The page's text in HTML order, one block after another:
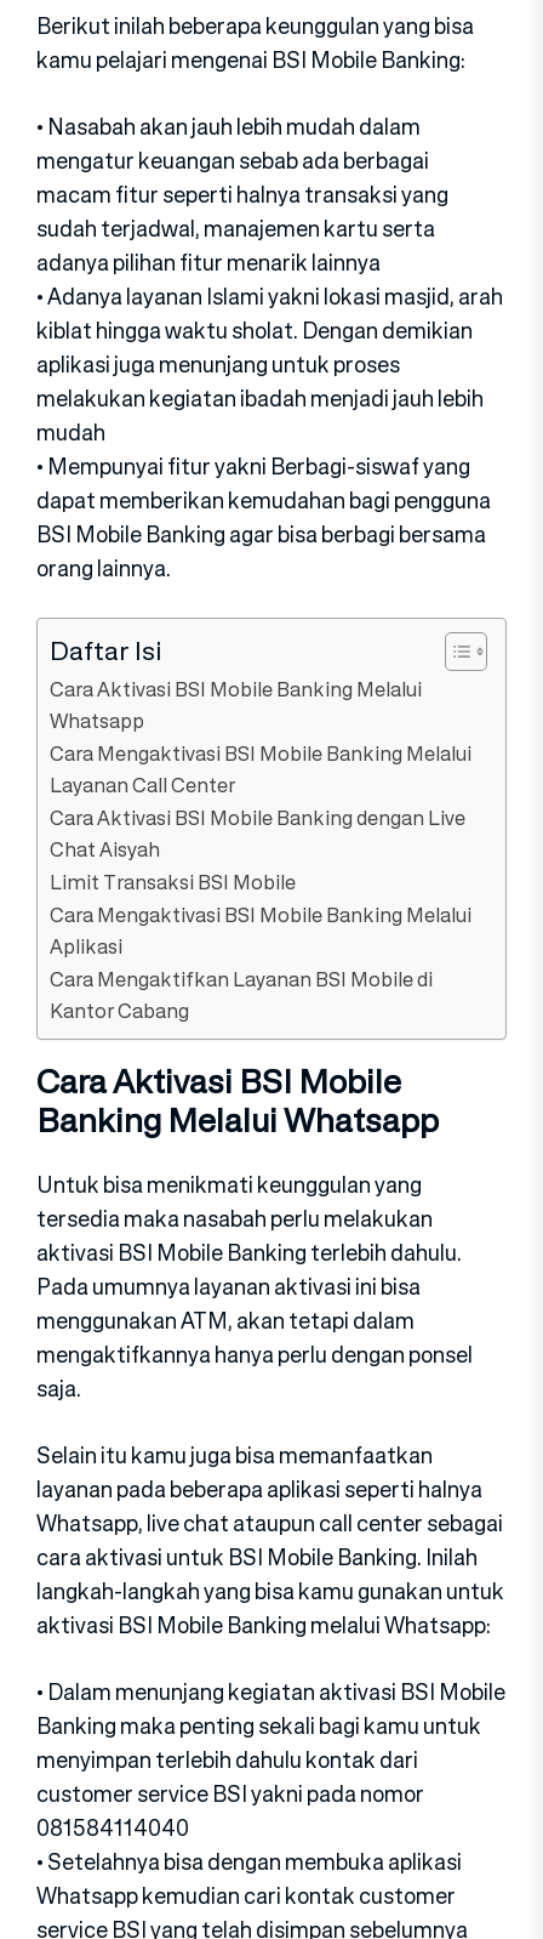
Berikut inilah beberapa keunggulan yang bisa
kamu pelajari mengenai BSI Mobile Banking:
• Nasabah akan jauh lebih mudah dalam
mengatur keuangan sebab ada berbagai
macam fitur seperti halnya transaksi yang
sudah terjadwal, manajemen kartu serta
adanya pilihan fitur menarik lainnya
• Adanya layanan Islami yakni lokasi masjid, arah
kiblat hingga waktu sholat. Dengan demikian
aplikasi juga menunjang untuk proses
melakukan kegiatan ibadah menjadi jauh lebih
mudah
• Mempunyai fitur yakni Berbagi-siswaf yang
dapat memberikan kemudahan bagi pengguna
BSI Mobile Banking agar bisa berbagi bersama
orang lainnya.
Daftar Isi
Cara Aktivasi BSI Mobile Banking Melalui
Whatsapp
Cara Mengaktivasi BSI Mobile Banking Melalui
Layanan Call Center
Cara Aktivasi BSI Mobile Banking dengan Live
Chat Aisyah
Limit Transaksi BSI Mobile
Cara Mengaktivasi BSI Mobile Banking Melalui
Aplikasi
Cara Mengaktifkan Layanan BSI Mobile di
Kantor Cabang
Cara Aktivasi BSI Mobile
Banking Melalui Whatsapp
Untuk bisa menikmati keunggulan yang
tersedia maka nasabah perlu melakukan
aktivasi BSI Mobile Banking terlebih dahulu.
Pada umumnya layanan aktivasi ini bisa
menggunakan ATM, akan tetapi dalam
mengaktifkannya hanya perlu dengan ponsel
saja.
Selain itu kamu juga bisa memanfaatkan
layanan pada beberapa aplikasi seperti halnya
Whatsapp, live chat ataupun call center sebagai
cara aktivasi untuk BSI Mobile Banking. Inilah
langkah-langkah yang bisa kamu gunakan untuk
aktivasi BSI Mobile Banking melalui Whatsapp:
• Dalam menunjang kegiatan aktivasi BSI Mobile
Banking maka penting sekali bagi kamu untuk
menyimpan terlebih dahulu kontak dari
customer service BSI yakni pada nomor
081584114040
• Setelahnya bisa dengan membuka aplikasi
Whatsapp kemudian cari kontak customer
service BSI yang telah disimpan sebelumnya